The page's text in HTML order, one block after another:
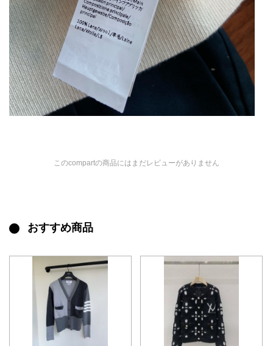
このcompartの商品にはまだレビューがありません
おすすめ商品